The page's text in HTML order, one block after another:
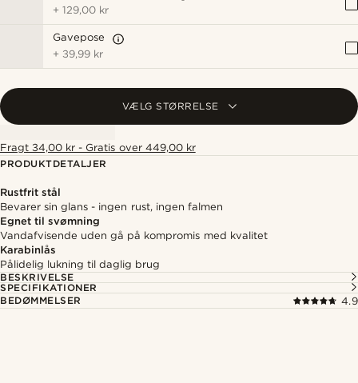
+129,00 kr
Gavepose
+ 39,99 kr
VÆLG STØRRELSE
Fragt 34,00 kr - Gratis over 449,00 kr
PRODUKTDETALJER
Rustfrit stål
Bevarer sin glans - ingen rust, ingen falmen
Egnet til svømning
Vandafvisende uden gå på kompromis med kvalitet
Karabinlås
Pålidelig lukning til daglig brug
BESKRIVELSE
SPECIFIKATIONER
BEDØMMELSER
4.9